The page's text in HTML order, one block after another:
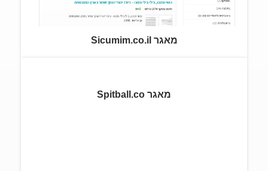
מאגר Sicumim.co.il
מאגר Spitball.co